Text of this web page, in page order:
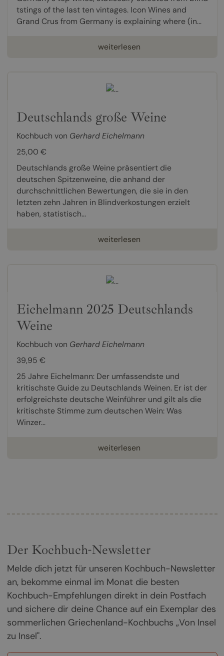
tstings of the last ten vintages. Icon Wines and
Grand Crus from Germany is explaining where (in...
weiterlesen
Deutschlands große Weine
Kochbuch von Gerhard Eichelmann
25,00 €
Deutschlands große Weine präsentiert die
deutschen Spitzenweine, die anhand der
durchschnittlichen Bewertungen, die sie in den
letzten zehn Jahren in Blindverkostungen erzielt
haben, statistisch...
weiterlesen
Eichelmann 2025 Deutschlands
Weine
Kochbuch von Gerhard Eichelmann
39,95 €
25 Jahre Eichelmann: Der umfassendste und
kritischste Guide zu Deutschlands Weinen. Er ist der
erfolgreichste deutsche Weinführer und gilt als die
kritischste Stimme zum deutschen Wein: Was
Winzer...
weiterlesen
Der Kochbuch-Newsletter
Melde dich jetzt für unseren Kochbuch-Newsletter
an, bekomme einmal im Monat die besten
Kochbuch-Empfehlungen direkt in dein Postfach
und sichere dir deine Chance auf ein Exemplar des
sommerlichen Griechenland-Kochbuchs „Von Insel
zu Insel".